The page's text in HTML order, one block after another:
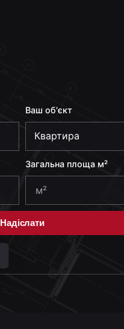
Ваш об'єкт
Загальна площа м²
Надіслати